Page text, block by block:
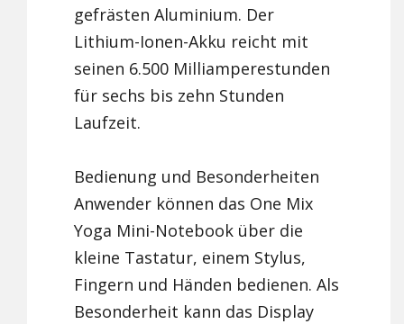
gefrästen Aluminium. Der
Lithium-Ionen-Akku reicht mit
seinen 6.500 Milliamperestunden
für sechs bis zehn Stunden
Laufzeit.
Bedienung und Besonderheiten
Anwender können das One Mix
Yoga Mini-Notebook über die
kleine Tastatur, einem Stylus,
Fingern und Händen bedienen. Als
Besonderheit kann das Display